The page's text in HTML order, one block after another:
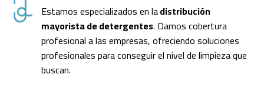
Estamos especializados en ladistribución
mayorista de detergentes. Damos cobertura
profesional a las empresas, ofreciendo soluciones
profesionales para conseguir el nivel de limpieza que
buscan.